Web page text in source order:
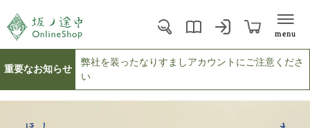
menu
重要なお知らせ
弊社を装ったなりすましアカウントにご注意くださ
い